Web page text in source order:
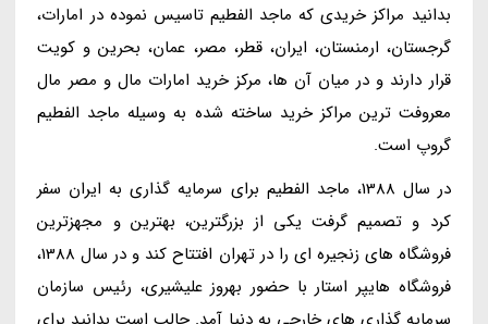
بدانید مراکز خریدی که ماجد الفطیم تاسیس نموده در امارات،
گرجستان، ارمنستان، ایران، قطر، مصر، عمان، بحرین و کویت
قرار دارند و در میان آن ها، مرکز خرید امارات مال و مصر مال
معروفت ترین مراکز خرید ساخته شده به وسیله ماجد الفطیم
گروپ است.
در سال 1388، ماجد الفطیم برای سرمایه گذاری به ایران سفر
کرد و تصمیم گرفت یکی از بزرگترین، بهترین و مجهزترین
فروشگاه های زنجیره ای را در تهران افتتاح کند و در سال 1388،
فروشگاه هایپر استار با حضور بهروز علیشیری، رئیس سازمان